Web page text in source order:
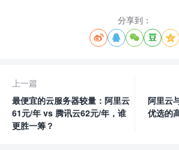
分享到：
    
上一篇
最便宜的云服务器较量：阿里云
61元/年 vs 腾讯云62元/年，谁
更胜一筹？
阿里云
优选的